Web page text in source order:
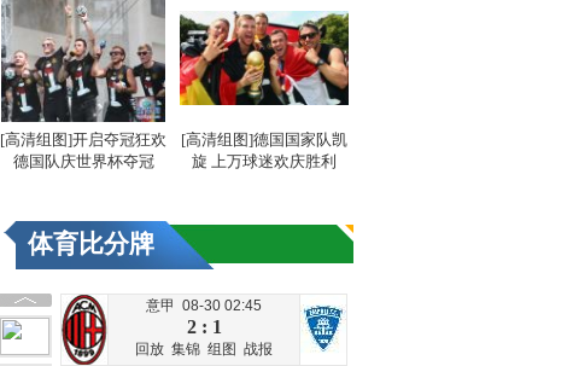
[高清组图]开启夺冠狂欢
德国队庆世界杯夺冠
[高清组图]德国国家队凯
旋 上万球迷欢庆胜利
体育比分牌
意甲 08-30 02:45
2 : 1
回放 集锦 组图 战报